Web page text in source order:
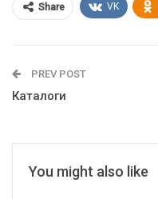
Share VK
PREV POST
Каталоги
You might also like